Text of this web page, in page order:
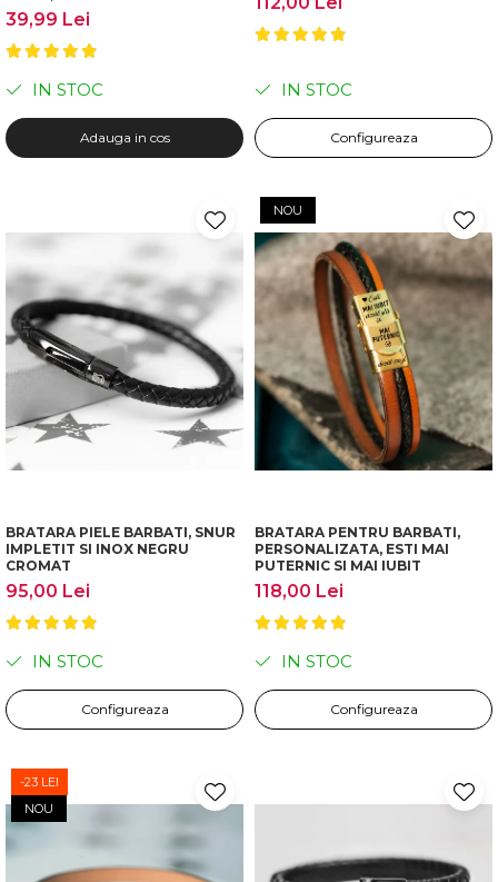
39,99 Lei
IN STOC
Adauga in cos
IN STOC
Configureaza
BRATARA PIELE BARBATI, SNUR
IMPLETIT SI INOX NEGRU
CROMAT
95,00 Lei
IN STOC
Configureaza
NOU
BRATARA PENTRU BARBATI,
PERSONALIZATA, ESTI MAI
PUTERNIC SI MAI IUBIT
118,00 Lei
IN STOC
Configureaza
-23 LEI
NOU